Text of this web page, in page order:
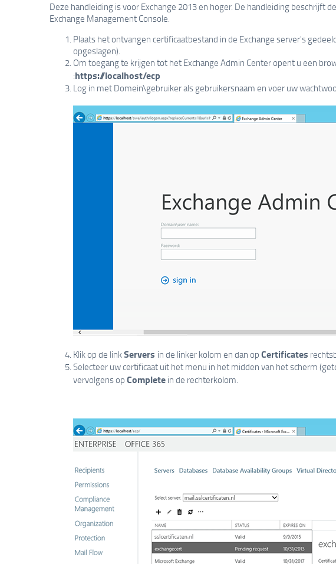
Deze handleiding is voor Exchange 2013 en hoger. De handleiding beschrijft
Exchange Management Console.
Plaats het ontvangen certificaatbestand in de Exchange server's
opgeslagen).
Om toegang te krijgen tot het Exchange Admin Center opent u een
:https://localhost/ecp
Log in met Domein\gebruiker als gebruikersnaam en voer uw
Klik op de linkServers in de linker kolom en dan op Certificates
Selecteer uw certificaat uit het menu in het midden van het scherm
vervolgens op Complete in de rechterkolom.